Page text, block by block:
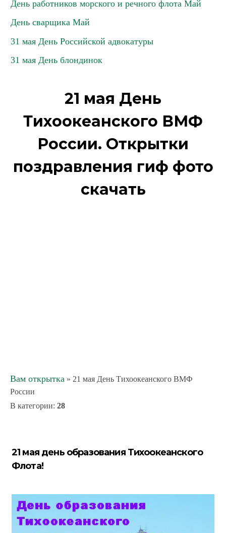
День работников морского и речного флота Май
День сварщика Май
31 мая День Российской адвокатуры
31 мая День блондинок
21 мая День
Тихоокеанского ВМФ
России. Открытки
поздравления гиф фото
скачать
Вам открытка » 21 мая День Тихоокеанского ВМФ
России
В категории: 28
21 мая день образования Тихоокеанского
Флота!